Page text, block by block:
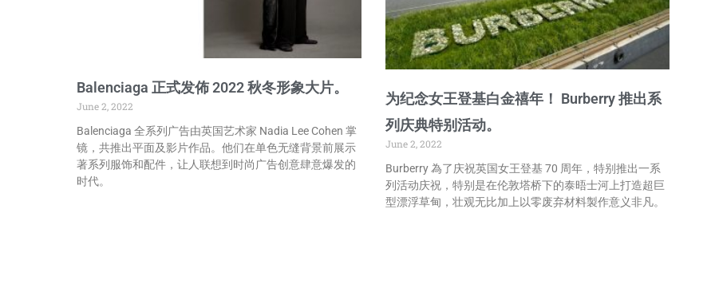
Balenciaga 正式发佈 2022 秋冬形象大片。
June 2, 2022
Balenciaga 全系列广告由英国艺术家 Nadia Lee Cohen 掌
镜，共推出平面及影片作品。他们在单色无缝背景前展示
著系列服饰和配件，让人联想到时尚广告创意肆意爆发的
时代。
为纪念女王登基白金禧年！ Burberry 推出系
列庆典特别活动。
June 2, 2022
Burberry 為了庆祝英国女王登基 70 周年，特别推出一系
列活动庆祝，特别是在伦敦塔桥下的泰晤士河上打造超巨
型漂浮草甸，壮观无比加上以零废弃材料製作意义非凡。